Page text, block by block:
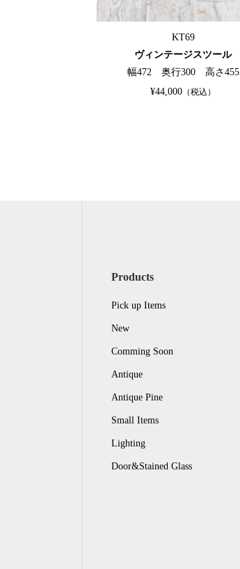
KT69
ヴィンテージスツール
幅472 奥行300 高さ455
¥44,000 （税込）
Products
Pick up Items
New
Comming Soon
Antique
Antique Pine
Small Items
Lighting
Door&Stained Glass